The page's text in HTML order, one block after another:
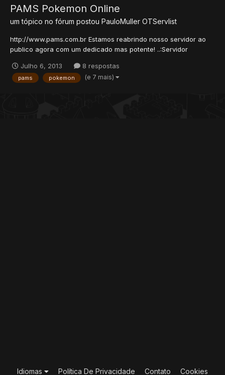
PAMS Pokemon Online
um tópico no fórum postou PauloMuller OTServlist
http://www.pams.com.br Estamos reabrindo nosso servidor ao
publico agora com um dedicado mas potente! ..:Servidor
===================================================
========================================= Três de
Julho 6, 2013 8 respostas
pams pokemon (e 7 mais)
Idiomas Política De Privacidade Contato Cookies